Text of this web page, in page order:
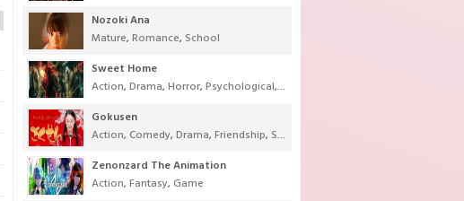
Nozoki Ana
Mature, Romance, School
Sweet Home
Action, Drama, Horror, Psychological, Supernatural
Gokusen
Action, Comedy, Drama, Friendship, School
Zenonzard The Animation
Action, Fantasy, Game